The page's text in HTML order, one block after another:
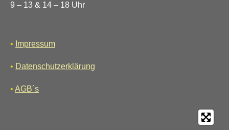
9 – 13 & 14 – 18 Uhr
• Impressum
• Datenschutzerklärung
• AGB´s